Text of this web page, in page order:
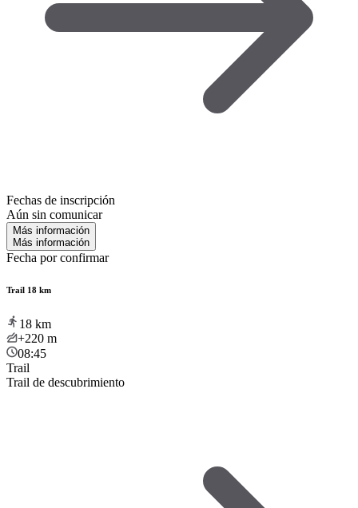
Fechas de inscripción
Aún sin comunicar
Más información
Más información
Fecha por confirmar
Trail 18 km
18 km
+220 m
08:45
Trail
Trail de descubrimiento